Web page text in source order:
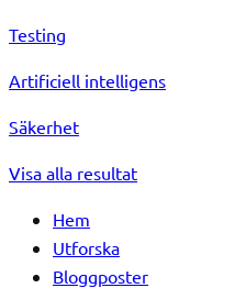
Testing
Artificiell intelligens
Säkerhet
Visa alla resultat
Hem
Utforska
Bloggposter